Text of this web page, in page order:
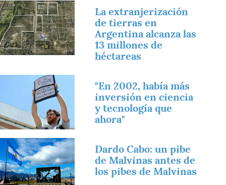
La extranjerización
de tierras en
Argentina alcanza las
13 millones de
héctareas
"En 2002, había más
inversión en ciencia
y tecnología que
ahora"
Dardo Cabo: un pibe
de Malvinas antes de
los pibes de Malvinas